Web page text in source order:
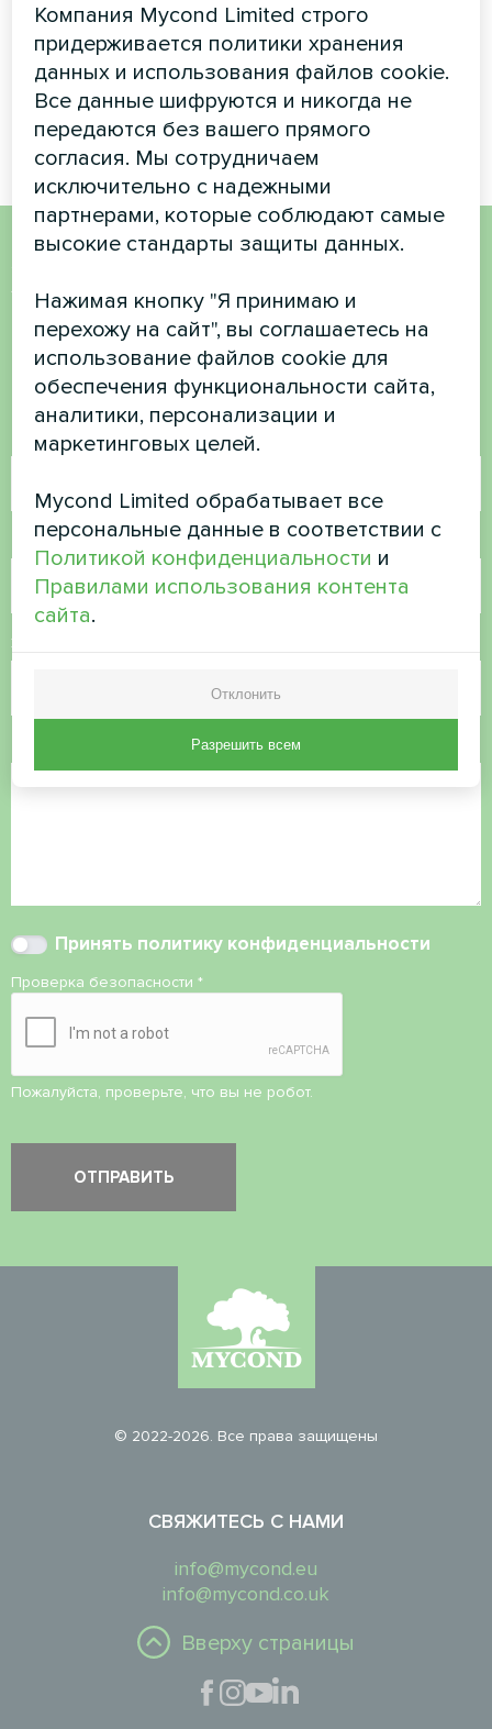
Частный дом
Тепловой насос Mycond
BeeThermic MHCM 10 SU1A
Коммерческий
объект
Модульный тепловой насос
серии MCU
Хотите купить или у вас
есть вопросы?
Свяжитесь с нами, и мы поможем вам
Имя
Номер телефона
Электронная почта
Принять политику конфиденциальности
Проверка безопасности *
Пожалуйста, проверьте, что вы не робот.
© 2022-2026. Все права защищены
СВЯЖИТЕСЬ С НАМИ
info@mycond.eu
info@mycond.co.uk
Вверху страницы
Компания Mycond Limited строго
придерживается политики хранения
данных и использования файлов cookie.
Все данные шифруются и никогда не
передаются без вашего прямого
согласия. Мы сотрудничаем
исключительно с надежными
партнерами, которые соблюдают самые
высокие стандарты защиты данных.
Нажимая кнопку "Я принимаю и
перехожу на сайт", вы соглашаетесь на
использование файлов cookie для
обеспечения функциональности сайта,
аналитики, персонализации и
маркетинговых целей.
Mycond Limited обрабатывает все
персональные данные в соответствии с
Политикой конфиденциальности и
Правилами использования контента
сайта.
Отклонить
Разрешить всем